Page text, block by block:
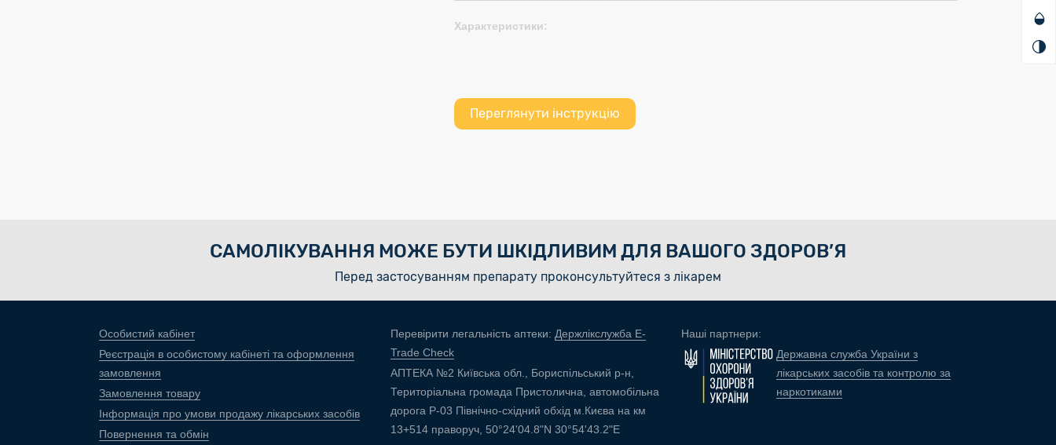
Характеристики:
Переглянути інструкцію
САМОЛІКУВАННЯ МОЖЕ БУТИ ШКІДЛИВИМ ДЛЯ ВАШОГО ЗДОРОВ’Я
Перед застосуванням препарату проконсультуйтеся з лікарем
Особистий кабінет
Реєстрація в особистому кабінеті та оформлення
замовлення
Замовлення товару
Інформація про умови продажу лікарських засобів
Повернення та обмін
Перевірити легальність аптеки: Держлікслужба E-
Trade Check
АПТЕКА №2 Київська обл., Бориспільський р-н,
Територіальна громада Пристолична, автомобільна
дорога Р-03 Північно-східний обхід м.Києва на км
13+514 праворуч, 50°24'04.8"N 30°54'43.2"E
Наші партнери:
Державна служба України з
лікарських засобів та контролю за
наркотиками